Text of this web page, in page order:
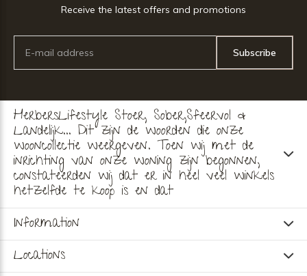
Receive the latest offers and promotions
Subscribe
HerbersLifestyle Stoer, Sober,Sfeervol &
Landelijk... Dit zijn de woorden die onze
wooncollectie weergeven. Toen wij met de
inrichting van onze woning zijn begonnen,
constateerden wij dat er in heel veel winkels
hetzelfde te koop is en dat
Information
Locations